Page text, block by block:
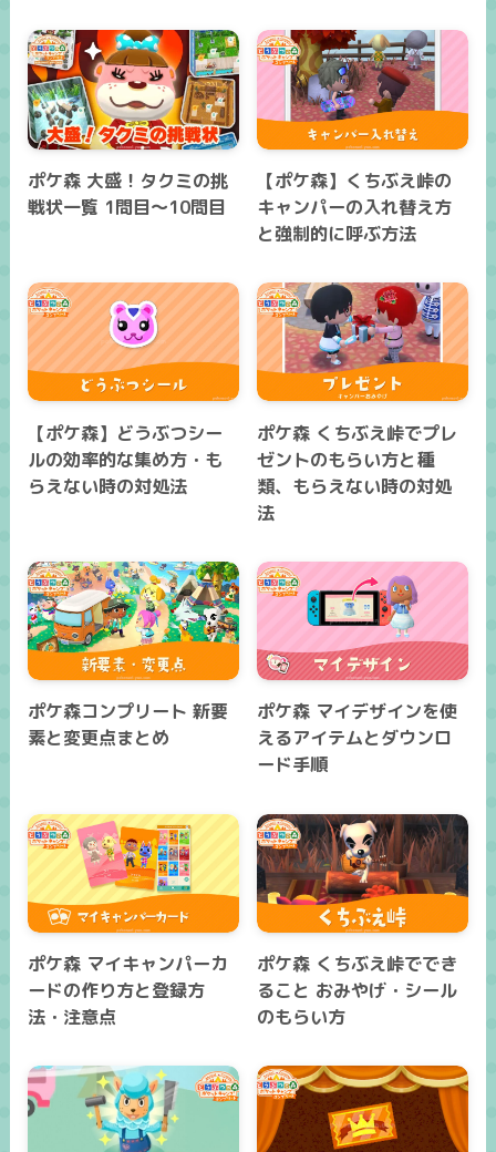
ポケ森 大盛！タクミの挑
戦状一覧 1問目～10問目
【ポケ森】くちぶえ峠の
キャンパーの入れ替え方
と強制的に呼ぶ方法
【ポケ森】どうぶつシー
ルの効率的な集め方・も
らえない時の対処法
ポケ森 くちぶえ峠でプレ
ゼントのもらい方と種
類、もらえない時の対処
法
ポケ森コンプリート 新要
素と変更点まとめ
ポケ森 マイデザインを使
えるアイテムとダウンロ
ード手順
ポケ森 マイキャンパーカ
ードの作り方と登録方
法・注意点
ポケ森 くちぶえ峠ででき
ること おみやげ・シール
のもらい方